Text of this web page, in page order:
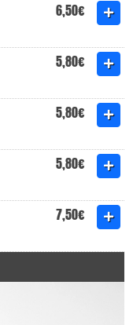
6,50€
5,80€
5,80€
5,80€
7,50€